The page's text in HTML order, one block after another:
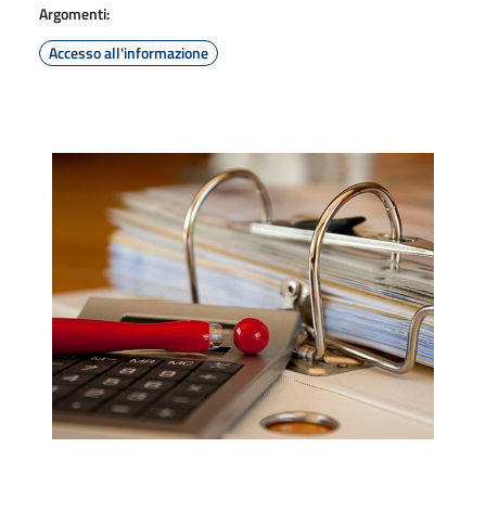
Argomenti:
Accesso all'informazione